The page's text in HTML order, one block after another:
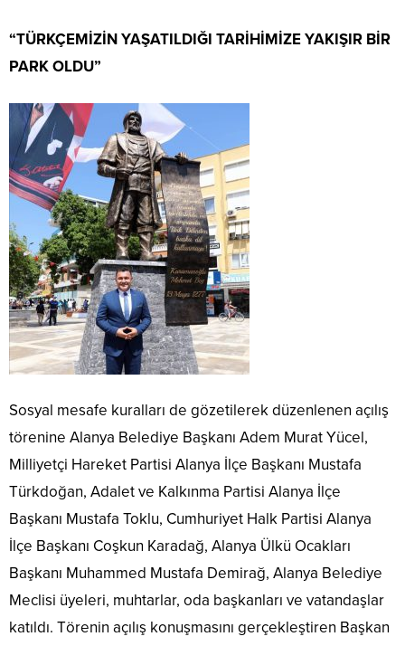
“TÜRKÇEMİZİN YAŞATILDIĞI TARİHİMİZE YAKIŞIR BİR
PARK OLDU”
Sosyal mesafe kuralları de gözetilerek düzenlenen açılış
törenine Alanya Belediye Başkanı Adem Murat Yücel,
Milliyetçi Hareket Partisi Alanya İlçe Başkanı Mustafa
Türkdoğan, Adalet ve Kalkınma Partisi Alanya İlçe
Başkanı Mustafa Toklu, Cumhuriyet Halk Partisi Alanya
İlçe Başkanı Coşkun Karadağ, Alanya Ülkü Ocakları
Başkanı Muhammed Mustafa Demirağ, Alanya Belediye
Meclisi üyeleri, muhtarlar, oda başkanları ve vatandaşlar
katıldı. Törenin açılış konuşmasını gerçekleştiren Başkan